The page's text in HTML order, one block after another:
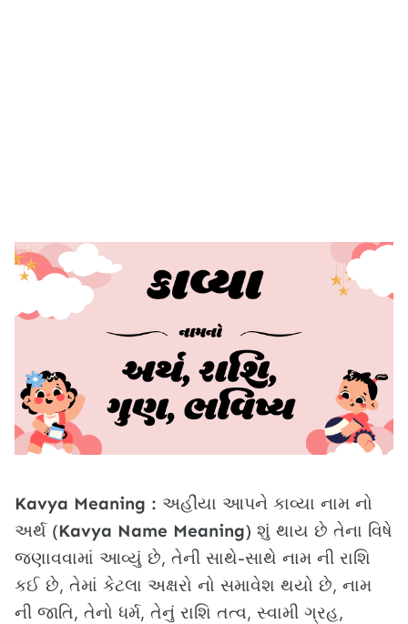
Kavya Meaning : અહીંયા આપને કાવ્યા નામ નો
અર્થ (Kavya Name Meaning) શું થાય છે તેના વિષે
જણાવવામાં આવ્યું છે, તેની સાથે-સાથે નામ ની રાશિ
કઈ છે, તેમાં કેટલા અક્ષરો નો સમાવેશ થયો છે, નામ
ની જાતિ, તેનો ધર્મ, તેનું રાશિ તત્વ, સ્વામી ગ્રહ,